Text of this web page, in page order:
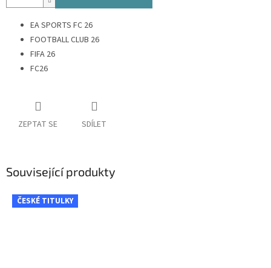
EA SPORTS FC 26
FOOTBALL CLUB 26
FIFA 26
FC26
ZEPTAT SE SDÍLET
Související produkty
ČESKÉ TITULKY